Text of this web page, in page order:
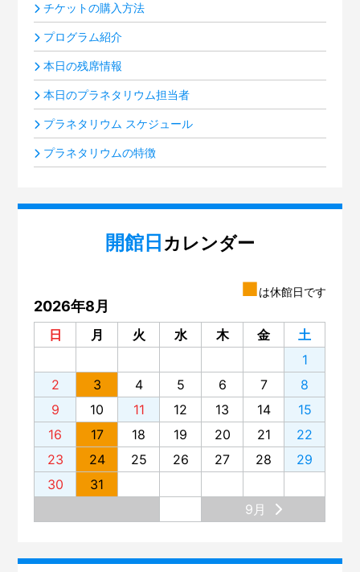
チケットの購入方法
プログラム紹介
本日の残席情報
本日のプラネタリウム担当者
プラネタリウム スケジュール
プラネタリウムの特徴
開館日 カレンダー
■は休館日です
2026年8月
日 月 火 水 木 金
土
1
2
3 4 5 6 7
8
9
10 11 12 13 14
15
16
17 18 19 20 21
22
23
24 25 26 27 28
29
30
31
9月